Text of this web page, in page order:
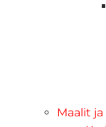
Maalit